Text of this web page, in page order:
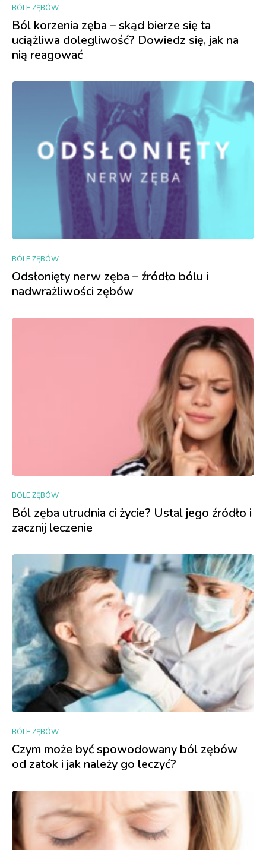
BÓLE ZĘBÓW
Ból korzenia zęba – skąd bierze się ta
uciążliwa dolegliwość? Dowiedz się, jak na
nią reagować
BÓLE ZĘBÓW
Odsłonięty nerw zęba – źródło bólu i
nadwrażliwości zębów
BÓLE ZĘBÓW
Ból zęba utrudnia ci życie? Ustal jego źródło i
zacznij leczenie
BÓLE ZĘBÓW
Czym może być spowodowany ból zębów
od zatok i jak należy go leczyć?